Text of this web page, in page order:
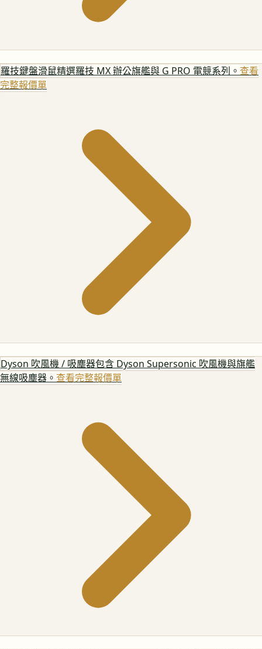
羅技鍵盤滑鼠精選羅技 MX 辦公旗艦與 G PRO 電競系列。 查看
完整報價單
Dyson 吹風機 / 吸塵器包含 Dyson Supersonic 吹風機與旗艦
無線吸塵器。 查看完整報價單